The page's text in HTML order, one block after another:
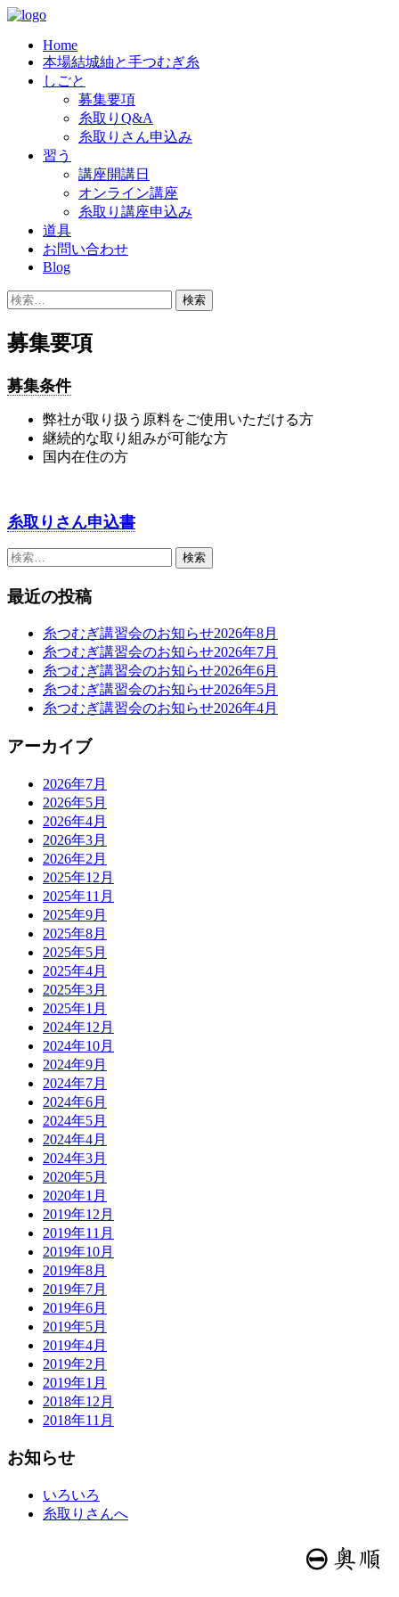
Skip
content
奥順株式会社
結城紬の老舗「奥順」では、良質の糸を
つむいでくださる糸取りさんを、随時
募集しています。
Home
本場結城紬と手つむぎ糸
しごと
募集要項
糸取りQ&A
糸取りさん申込み
習う
講座開講日
オンライン講座
糸取り講座申込み
道具
お問い合わせ
Blog
検
募集要項
募集条件
弊社が取り扱う原料をご使用いただける方
継続的な取り組みが可能な方
国内在住の方
糸取りさん申込書
検
最近の投稿
糸つむぎ講習会のお知らせ2026年8月
糸つむぎ講習会のお知らせ2026年7月
糸つむぎ講習会のお知らせ2026年6月
糸つむぎ講習会のお知らせ2026年5月
糸つむぎ講習会のお知らせ2026年4月
アーカイブ
2026年7月
2026年5月
2026年4月
2026年3月
2026年2月
2025年12月
2025年11月
2025年9月
2025年8月
2025年5月
2025年4月
2025年3月
2025年1月
2024年12月
2024年10月
2024年9月
2024年7月
2024年6月
2024年5月
2024年4月
2024年3月
2020年5月
2020年1月
2019年12月
2019年11月
2019年10月
2019年8月
2019年7月
2019年6月
2019年5月
2019年4月
2019年2月
2019年1月
2018年12月
2018年11月
お知らせ
いろいろ
糸取りさんへ